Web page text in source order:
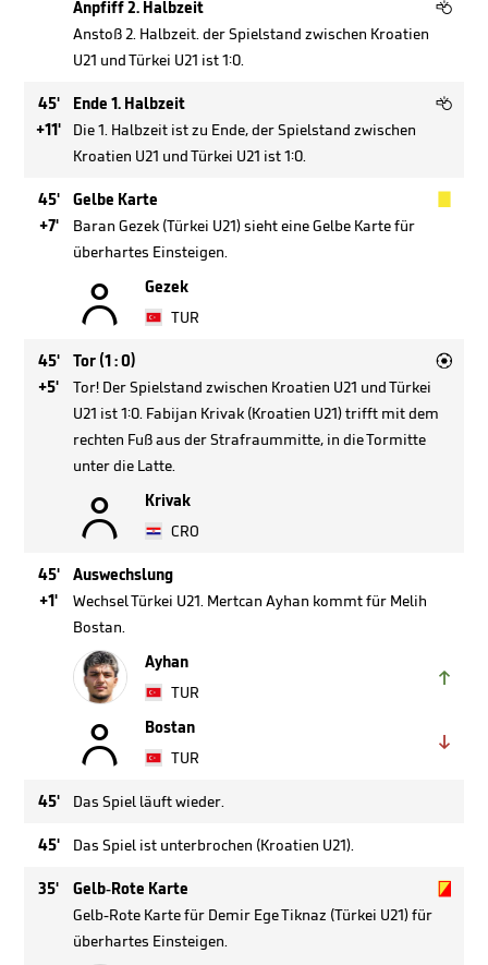
Anpfiff 2. Halbzeit 
Anstoß 2. Halbzeit. der Spielstand zwischen Kroatien
U21 und Türkei U21 ist 1:0.
45'
+11'
Ende 1. Halbzeit 
Die 1. Halbzeit ist zu Ende, der Spielstand zwischen
Kroatien U21 und Türkei U21 ist 1:0.
45'
+7'
Gelbe Karte
Baran Gezek (Türkei U21) sieht eine Gelbe Karte für
überhartes Einsteigen.

Gezek
TUR
45'
+5'
Tor (1 : 0) 
Tor! Der Spielstand zwischen Kroatien U21 und Türkei
U21 ist 1:0. Fabijan Krivak (Kroatien U21) trifft mit dem
rechten Fuß aus der Strafraummitte, in die Tormitte
unter die Latte.

Krivak
CRO
45'
+1'
Auswechslung
Wechsel Türkei U21. Mertcan Ayhan kommt für Melih
Bostan.
Ayhan
TUR


Bostan
TUR

45' Das Spiel läuft wieder.
45' Das Spiel ist unterbrochen (Kroatien U21).
35' Gelb-Rote Karte 

Gelb-Rote Karte für Demir Ege Tiknaz (Türkei U21) für
überhartes Einsteigen.